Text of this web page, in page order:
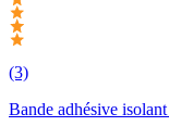
(3)
Bande adhésive